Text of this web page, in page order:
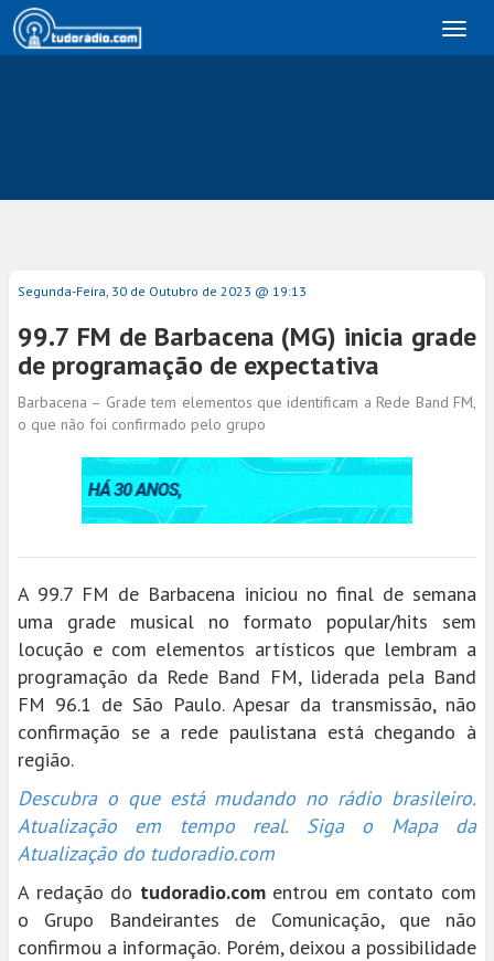
Segunda-Feira, 30 de Outubro de 2023 @ 19:13
99.7 FM de Barbacena (MG) inicia grade
de programação de expectativa
Barbacena – Grade tem elementos que identificam a Rede Band FM,
o que não foi confirmado pelo grupo
A 99.7 FM de Barbacena iniciou no final de semana
uma grade musical no formato popular/hits sem
locução e com elementos artísticos que lembram a
programação da Rede Band FM, liderada pela Band
FM 96.1 de São Paulo. Apesar da transmissão, não
confirmação se a rede paulistana está chegando à
região.
Descubra o que está mudando no rádio brasileiro.
Atualização em tempo real. Siga o Mapa da
Atualização do tudoradio.com
A redação do tudoradio.com entrou em contato com
o Grupo Bandeirantes de Comunicação, que não
confirmou a informação. Porém, deixou a possibilidade